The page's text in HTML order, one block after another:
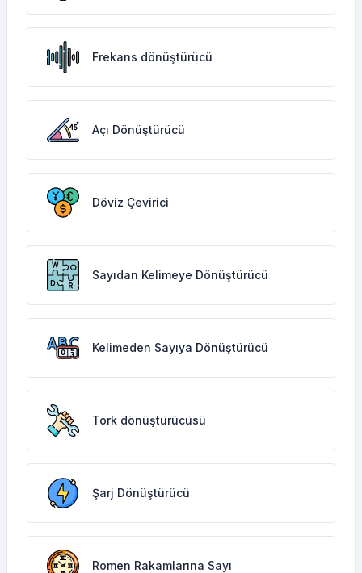
Frekans dönüştürücü
Açı Dönüştürücü
Döviz Çevirici
Sayıdan Kelimeye Dönüştürücü
Kelimeden Sayıya Dönüştürücü
Tork dönüştürücüsü
Şarj Dönüştürücü
Romen Rakamlarına Sayı